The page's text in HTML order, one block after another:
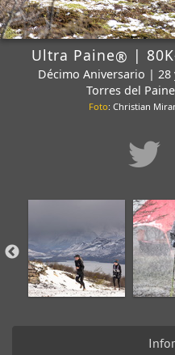
Ultra Paine® |
Décimo Aniversario | 28
Torres del
Foto: Christian